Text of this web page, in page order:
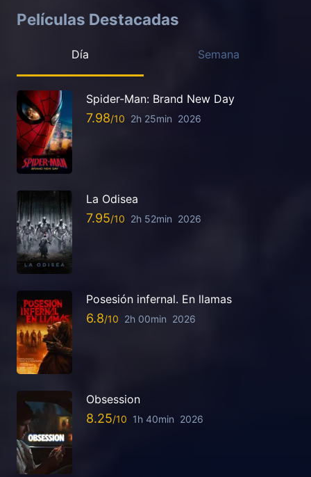
Películas Destacadas
Día Semana
Spider-Man: Brand New Day
7.98 2h 25min 2026
La Odisea
7.95 2h 52min 2026
Posesión infernal. En llamas
6.8 2h 00min 2026
Obsession
8.25 1h 40min 2026